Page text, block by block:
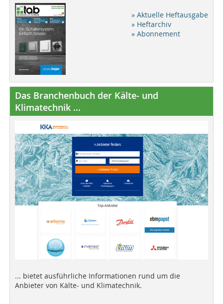
» Aktuelle Heftausgabe
» Heftarchiv
» Abonnement
Das Branchenbuch der Kälte- und
Klimatechnik ...
... bietet ausführliche Informationen rund um die
Anbieter von Kälte- und Klimatechnik.